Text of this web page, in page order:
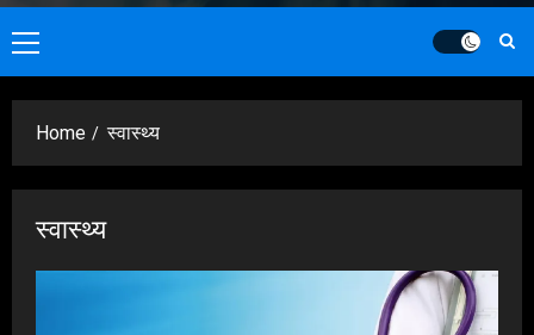
Primary
Menu
Home स्वास्थ्य
स्वास्थ्य